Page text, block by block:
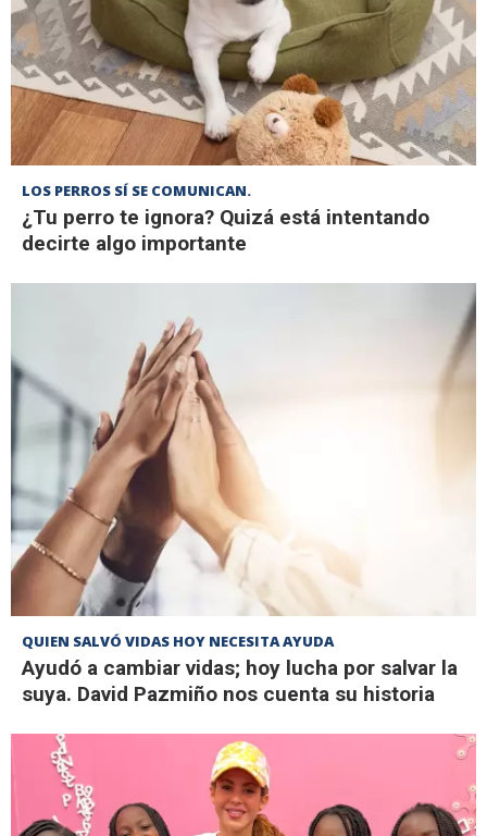
LOS PERROS SÍ SE COMUNICAN.
¿Tu perro te ignora? Quizá está intentando
decirte algo importante
QUIEN SALVÓ VIDAS HOY NECESITA AYUDA
Ayudó a cambiar vidas; hoy lucha por salvar la
suya. David Pazmiño nos cuenta su historia